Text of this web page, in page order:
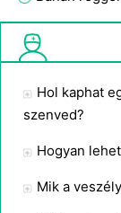
Hogyan
Hol kaphat
szenved?
Hogyan
Mik a